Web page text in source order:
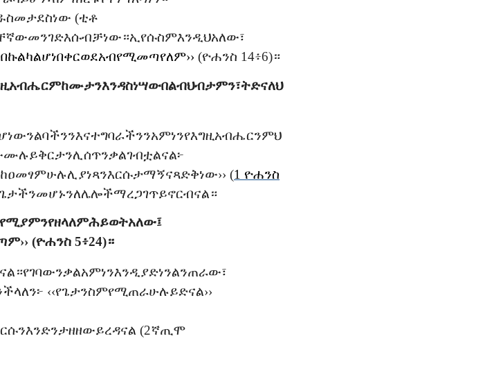
መታደስነው (ቲቶ
መንገድእሱብቻነው።ኢየሱስምእንዲህአለው፣
በኩልካልሆነበቀርወደአብየሚመጣየለም›› (ዮሐንስ 14፥6)።
ከሙታንእንዳስነሣውበልብህብታምን፣ትድናለህ
ልባችንንእናተግባራችንንአምነንየእግዚአብሔርንምህ
ሙሉይቅርታንሊሰጥንቃልገብቷልናል፦
ከዐመፃምሁሉሊያነጻንእርሱታማኝናጻድቅነው›› (1 ዮሐንስ
መሆኑንለሌሎችማረጋገጥይኖርብናል።
የሚያምንየዘላለምሕይወትአለው፤
›› (ዮሐንስ 5፥24)።
የገባውንቃልአምነንእንዲያድነንልንጠራው፣
‹‹የጌታንስምየሚጠራሁሉይድናል››
እንድንታዘዘውይረዳናል (2ኛጢሞ